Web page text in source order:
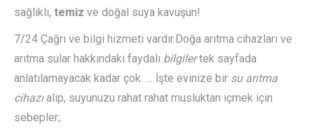
sağlıklı, temiz ve doğal suya kavuşun!
7/24 Çağrı ve bilgi hizmeti vardır.Doğa arıtma cihazları ve
arıtma sular hakkındaki faydalı bilgilertek sayfada
anlatılamayacak kadar çok. … İşte evinize bir su arıtma
cihazıalıp, suyunuzu rahat rahat musluktan içmek için
sebepler;.